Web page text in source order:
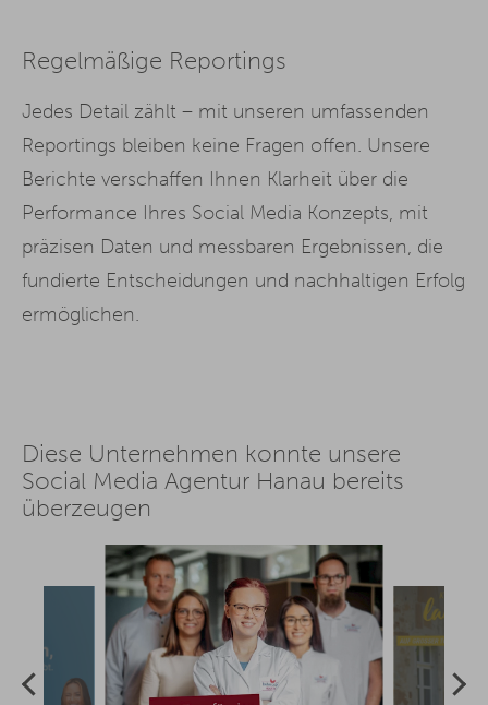
Regelmäßige Reportings
Jedes Detail zählt – mit unseren umfassenden
Reportings bleiben keine Fragen offen. Unsere
Berichte verschaffen Ihnen Klarheit über die
Performance Ihres Social Media Konzepts, mit
präzisen Daten und messbaren Ergebnissen, die
fundierte Entscheidungen und nachhaltigen Erfolg
ermöglichen.
Diese Unternehmen konnte unsere
Social Media Agentur Hanau bereits
überzeugen